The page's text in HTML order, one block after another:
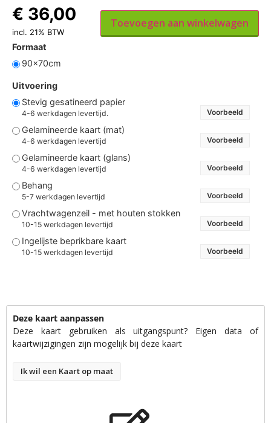
Formaat
90x70cm
Uitvoering
Stevig gesatineerd papier
4-6 werkdagen levertijd. Voorbeeld
Gelamineerde kaart (mat)
4-6 werkdagen levertijd Voorbeeld
Gelamineerde kaart (glans)
4-6 werkdagen levertijd Voorbeeld
Behang
5-7 werkdagen levertijd Voorbeeld
Vrachtwagenzeil - met houten stokken
10-15 werkdagen levertijd Voorbeeld
Ingelijste beprikbare kaart
10-15 werkdagen levertijd Voorbeeld
€ 36,00
incl. 21% BTW
Toevoegen aan winkelwagen
Deze kaart aanpassen
Deze kaart gebruiken als uitgangspunt? Eigen data of
kaartwijzigingen zijn mogelijk bij deze kaart
Ik wil een Kaart op maat